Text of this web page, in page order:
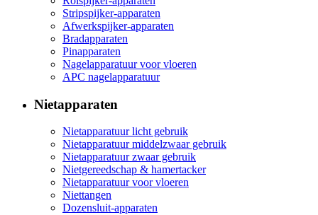
Stripspijker-apparaten
Afwerkspijker-apparaten
Bradapparaten
Pinapparaten
Nagelapparatuur voor vloeren
APC nagelapparatuur
Nietapparaten
Nietapparatuur licht gebruik
Nietapparatuur middelzwaar gebruik
Nietapparatuur zwaar gebruik
Nietgereedschap & hamertacker
Nietapparatuur voor vloeren
Niettangen
Dozensluit-apparaten